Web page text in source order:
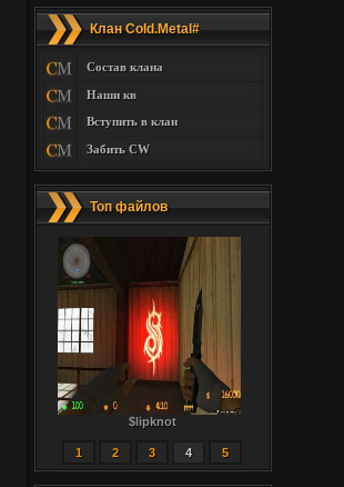
Клан Cold.Metal#
Состав клана
Наши кв
Вступить в клан
Забить CW
Топ файлов
$lipknot
1 2 3 4 5